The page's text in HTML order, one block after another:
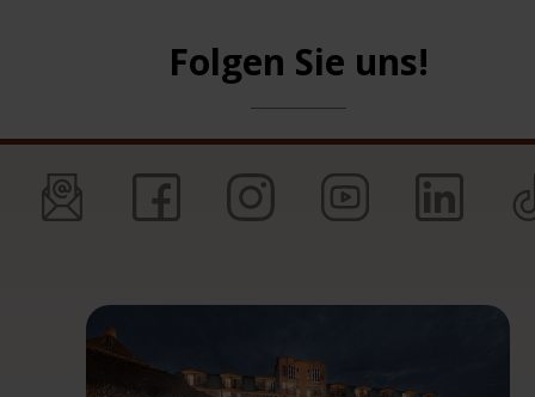
Folgen Sie uns!